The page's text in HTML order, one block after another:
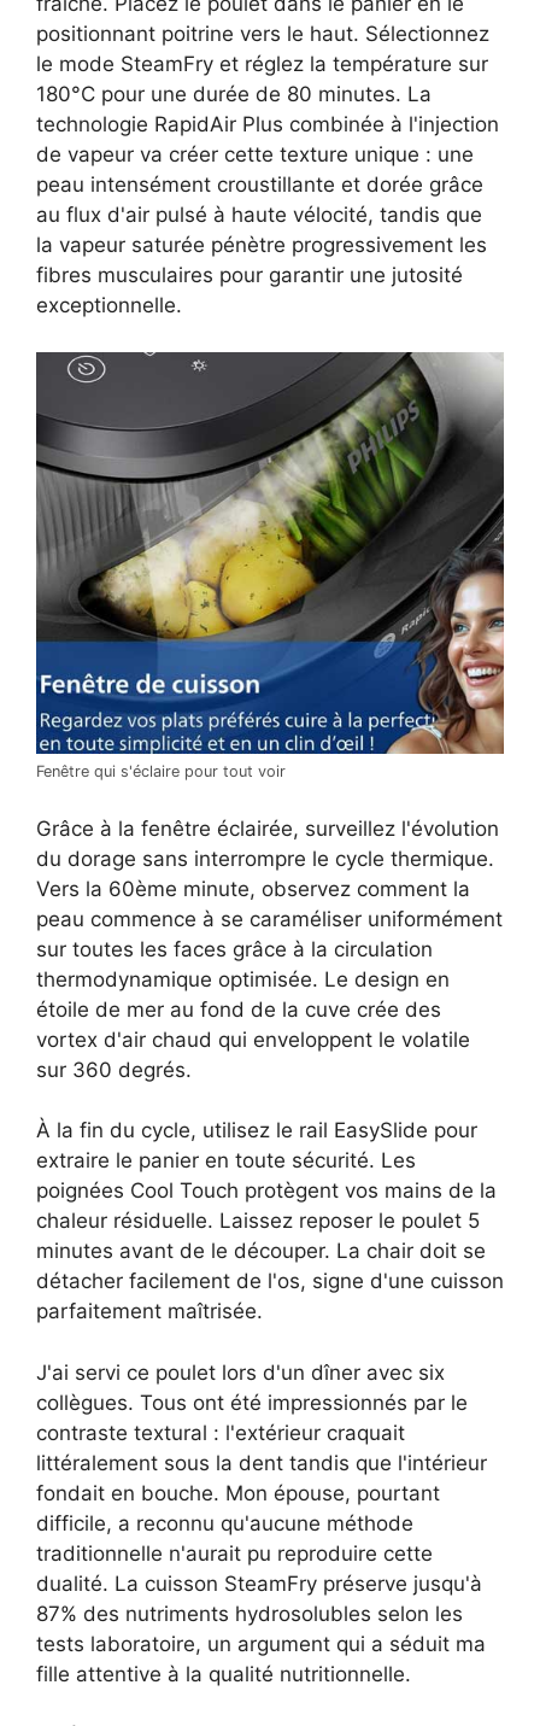
positionnant poitrine vers le haut. Sélectionnez
le mode SteamFry et réglez la température sur
180°C pour une durée de 80 minutes. La
technologie RapidAir Plus combinée à l'injection
de vapeur va créer cette texture unique : une
peau intensément croustillante et dorée grâce
au flux d'air pulsé à haute vélocité, tandis que
la vapeur saturée pénètre progressivement les
fibres musculaires pour garantir une jutosité
exceptionnelle.
Fenêtre qui s'éclaire pour tout voir
Grâce à la fenêtre éclairée, surveillez l'évolution
du dorage sans interrompre le cycle thermique.
Vers la 60ème minute, observez comment la
peau commence à se caraméliser uniformément
sur toutes les faces grâce à la circulation
thermodynamique optimisée. Le design en
étoile de mer au fond de la cuve crée des
vortex d'air chaud qui enveloppent le volatile
sur 360 degrés.
À la fin du cycle, utilisez le rail EasySlide pour
extraire le panier en toute sécurité. Les
poignées Cool Touch protègent vos mains de la
chaleur résiduelle. Laissez reposer le poulet 5
minutes avant de le découper. La chair doit se
détacher facilement de l'os, signe d'une cuisson
parfaitement maîtrisée.
J'ai servi ce poulet lors d'un dîner avec six
collègues. Tous ont été impressionnés par le
contraste textural : l'extérieur craquait
littéralement sous la dent tandis que l'intérieur
fondait en bouche. Mon épouse, pourtant
difficile, a reconnu qu'aucune méthode
traditionnelle n'aurait pu reproduire cette
dualité. La cuisson SteamFry préserve jusqu'à
87% des nutriments hydrosolubles selon les
tests laboratoire, un argument qui a séduit ma
fille attentive à la qualité nutritionnelle.